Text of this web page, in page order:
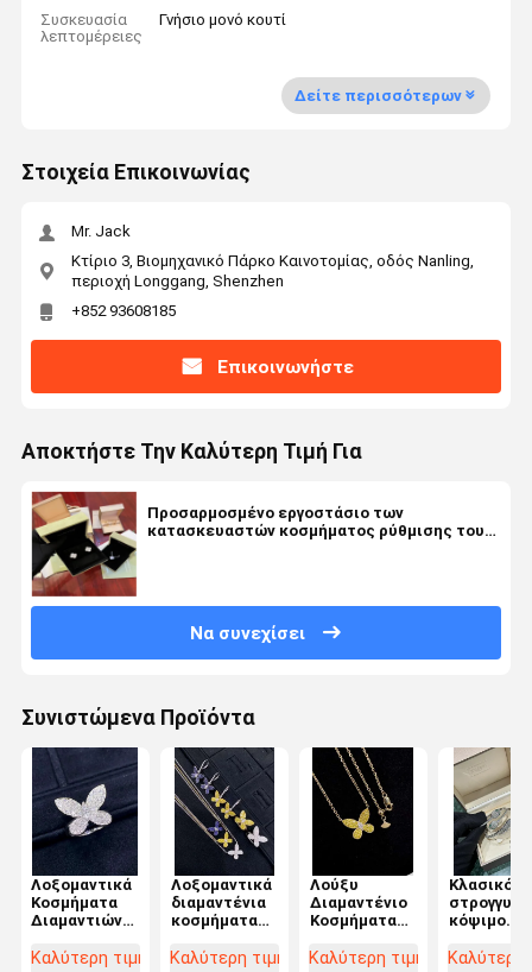
Συσκευασία
λεπτομέρειες
Γνήσιο μονό κουτί
Δείτε περισσότερων
Στοιχεία Επικοινωνίας
Mr. Jack
Κτίριο 3, Βιομηχανικό Πάρκο Καινοτομίας, οδός Nanling,
περιοχή Longgang, Shenzhen
+852 93608185
Επικοινωνήστε
Αποκτήστε Την Καλύτερη Τιμή Για
Προσαρμοσμένο εργοστάσιο των
κατασκευαστών κοσμήματος ρύθμισης του
Να συνεχίσει
Συνιστώμενα Προϊόντα
Λοξομαντικά
Κοσμήματα
Διαμαντιών
σύμβολο της
Καλύτερη τιμή
Λοξομαντικά
διαμαντένια
κοσμήματα
στρογγυλοκομμένα
Καλύτερη τιμή
Λούξυ
Διαμαντένιο
Κοσμήματα
Στύλινγκ
Καλύτερη τιμή
Κλασικό
στρογγυλό
κόψιμο
Καλύτερη